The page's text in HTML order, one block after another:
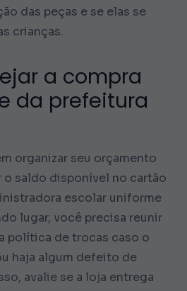
das peças e se elas se
crianças.
a compra
da prefeitura
organizar seu orçamento
o saldo disponível no cartão
escolar uniforme
lugar, você precisa reunir
política de trocas caso o
haja algum defeito de
avalie se a loja entrega